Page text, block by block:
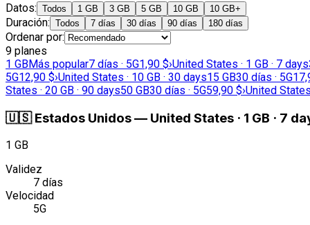
Datos: Todos 1 GB 3 GB 5 GB 10 GB 10 GB+
Duración: Todos 7 días 30 días 90 días 180 días
Ordenar por:
9 planes
1 GBMás popular7 días · 5G1,90 $›United States · 1 GB · 7 days
5G12,90 $›United States · 10 GB · 30 days15 GB30 días · 5G
States · 20 GB · 90 days50 GB30 días · 5G59,90 $›United
🇺🇸 Estados Unidos— United States · 1 GB · 7
1 GB
Validez
7 días
Velocidad
5G